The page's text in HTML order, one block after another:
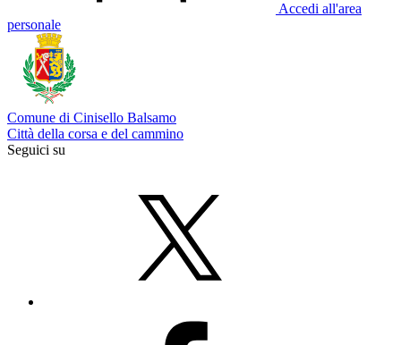
Accedi all'area
personale
Comune di Cinisello Balsamo
Città della corsa e del cammino
Seguici su